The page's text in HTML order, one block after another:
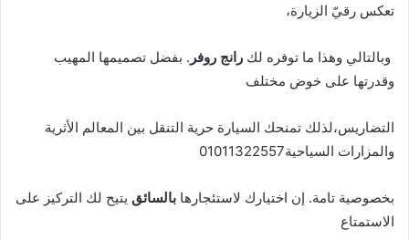
تعكس رقيّ الزيارة،
وبالتالي وهذا ما توفره لك رانج روفر . بفضل تصميمها المهيب
وقدرتها على خوض مختلف
التضاريس،لذلك تمنحك السيارة حرية التنقل بين المعالم الأثرية
والمزارات السياحية01011322557
بخصوصية تامة. إن اختيارك لاستئجارها بالسائق يتيح لك التركيز على
الاستمتاع